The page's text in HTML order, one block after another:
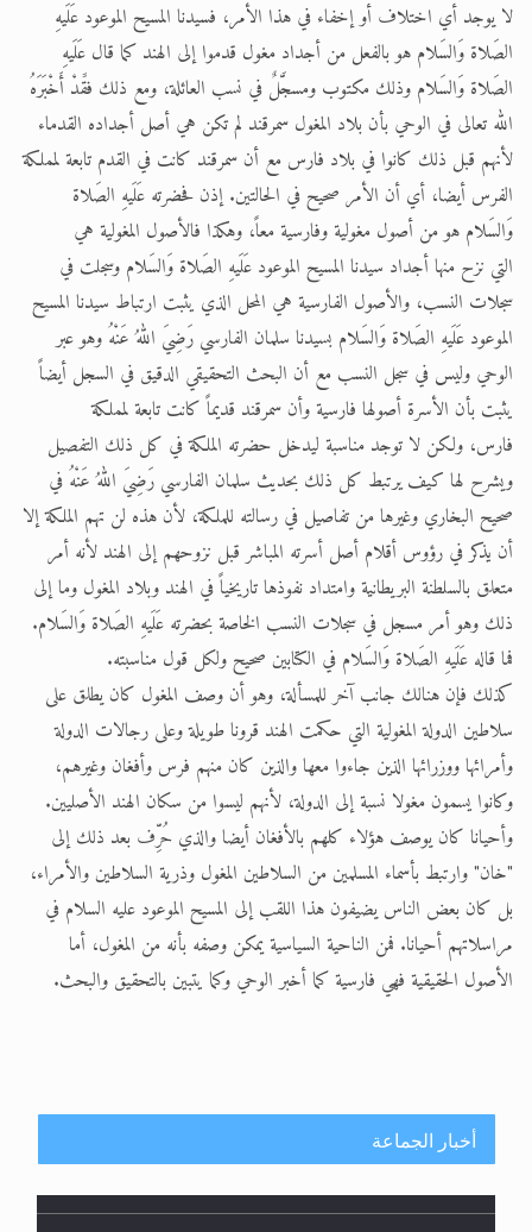
لا يوجد أي اختلاف أو إخفاء في هذا الأمر، فسيدنا المسيح الموعود عَلَيهِ
الصَلاة وَالسَلام هو بالفعل من أجداد مغول قدموا إلى الهند كما قال عَلَيهِ
الصَلاة وَالسَلام وذلك مكتوب ومسجَّلٌ في نسب العائلة، ومع ذلك فقََدْ أَخْبَرَهُ
الله تعالى في الوحي بأن بلاد المغول سمرقند لم تكن هي أصل أجداده القدماء
لأنهم قبل ذلك كانوا في بلاد فارس مع أن سمرقند كانت في القدم تابعة لمملكة
الفرس أيضا، أي أن الأمر صحيح في الحالتين. إذن فحضرته عَلَيهِ الصَلاة
وَالسَلام هو من أصول مغولية وفارسية معاً، وهكذا فالأصول المغولية هي
التي نزح منها أجداد سيدنا المسيح الموعود عَلَيهِ الصَلاة وَالسَلام وسجلت في
سجلات النسب، والأصول الفارسية هي المحل الذي يثبت ارتباط سيدنا المسيح
الموعود عَلَيهِ الصَلاة وَالسَلام بسيدنا سلمان الفارسي رَضِيَ اللهُ عَنْهُ وهو عبر
الوحي وليس في سجل النسب مع أن البحث التحقيقي الدقيق في السجل أيضاً
يثبت بأن الأسرة أصولها فارسية وأن سمرقند قديماً كانت تابعة لمملكة
فارس، ولكن لا توجد مناسبة ليدخل حضرته الملكة في كل ذلك التفصيل
ويشرح لها كيف يرتبط كل ذلك بحديث سلمان الفارسي رَضِيَ اللهُ عَنْهُ في
صحيح البخاري وغيرها من تفاصيل في رسالته للملكة، لأن هذه لن تهم الملكة إلا
أن يذكر في رؤوس أقلام أصل أسرته المباشر قبل نزوحهم إلى الهند لأنه أمر
متعلق بالسلطنة البريطانية وامتداد نفوذها تاريخياً في الهند وبلاد المغول وما إلى
ذلك وهو أمر مسجل في سجلات النسب الخاصة بحضرته عَلَيهِ الصَلاة وَالسَلام.
فما قاله عَلَيهِ الصَلاة وَالسَلام في الكتابين صحيح ولكل قول مناسبته.
كذلك فإن هنالك جانب آخر للمسألة، وهو أن وصف المغول كان يطلق على
سلاطين الدولة المغولية التي حكمت الهند قرونا طويلة وعلى رجالات الدولة
وأمرائها ووزرائها الذين جاءوا معها والذين كان منهم فرس وأفغان وغيرهم،
وكانوا يسمون مغولا نسبة إلى الدولة، لأنهم ليسوا من سكان الهند الأصليين.
وأحيانا كان يوصف هؤلاء كلهم بالأفغان أيضا والذي حُرِّف بعد ذلك إلى
"خان" وارتبط بأسماء المسلمين من السلاطين المغول وذرية السلاطين والأمراء،
بل كان بعض الناس يضيفون هذا اللقب إلى المسيح الموعود عليه السلام في
مراسلاتهم أحيانا. فمن الناحية السياسية يمكن وصفه بأنه من المغول، أما
الأصول الحقيقية فهي فارسية كما أخبر الوحي وكما يتبين بالتحقيق والبحث.
أخبار الجماعة